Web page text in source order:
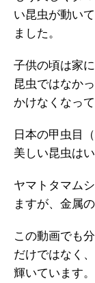
い昆虫が動い
ました。
子供の頃は家
昆虫ではなか
かけなくなって
日本の甲虫目
美しい昆虫は
ヤマトタマム
ますが、金属
この動画でも
だけではなく
輝いています。